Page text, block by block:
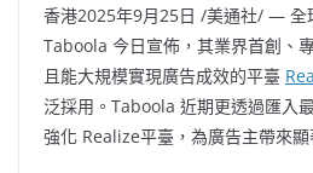
香港2025年9月25日 /美通社/ — 全
Taboola 今日宣佈，其業界首創、
且能大規模實現廣告成效的平臺
泛採用。Taboola 近期更透過匯入
強化 Realize平臺，為廣告主帶來顯